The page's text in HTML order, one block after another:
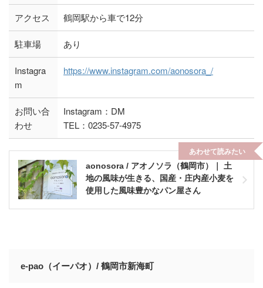
アクセス 鶴岡駅から車で12分
駐車場 あり
Instagra
m
https://www.instagram.com/aonosora_/
お問い合
わせ
Instagram：DM
TEL：0235-57-4975
aonosora / アオノソラ（鶴岡市）｜ 土
地の風味が生きる、国産・庄内産小麦を
使用した風味豊かなパン屋さん
あわせて読みたい
e-pao（イーパオ）/ 鶴岡市新海町